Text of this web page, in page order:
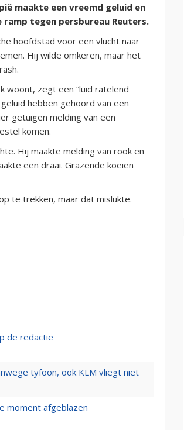
maakte een vreemd geluid en
tegen persbureau Reuters.
hoofdstad voor een vlucht naar
Hij wilde omkeren, maar het
woont, zegt een “luid ratelend
hebben gehoord van een
getuigen melding van een
komen.
Hij maakte melding van rook en
een draai. Grazende koeien
te trekken, maar dat mislukte.
de redactie
tyfoon, ook KLM vliegt niet
moment afgeblazen